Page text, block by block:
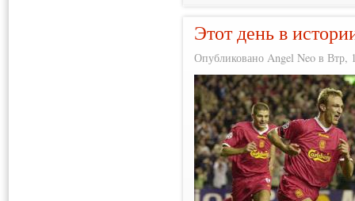
Этот день в
Опубликовано Angel Neo в Втр,